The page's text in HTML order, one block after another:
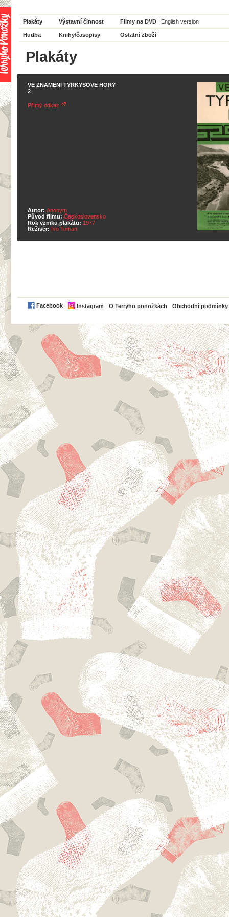
Plakáty Výstavní činnost Filmy na DVD English version
Hudba Knihy/časopisy Ostatní zboží
Plakáty
VE ZNAMENÍ TYRKYSOVÉ HORY
2
Přímý odkaz
Autor: Anonym
Původ filmu: Československo
Rok vzniku plakátu: 1977
Režisér: Ivo Toman
Facebook Instagram O Terryho ponožkách Obchodní podmínky
PayPal